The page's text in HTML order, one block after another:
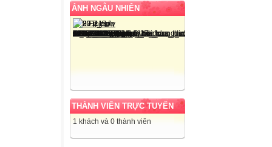
ẢNH NGẪU NHIÊN
THÀNH VIÊN TRỰC TUYẾN
1 khách và 0 thành viên